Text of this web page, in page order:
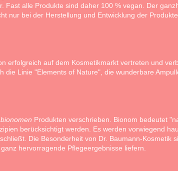
Fast alle Produkte sind daher 100 % vegan. Der
nur bei der Herstellung und Entwicklung der
erfolgreich auf dem Kosmetikmarkt vertreten und
Linie "Elements of Nature", die wunderbare
bionomen Produkten verschrieben. Bionom bedeutet
berücksichtigt werden. Es werden vorwiegend
Die Besonderheit von Dr. Baumann-Kosmetik
hervorragende Pflegeergebnisse liefern.